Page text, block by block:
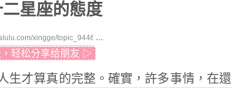
星座的態度
...
轻松分享给朋友 ▷
才算真的完整。確實，許多事情，在還